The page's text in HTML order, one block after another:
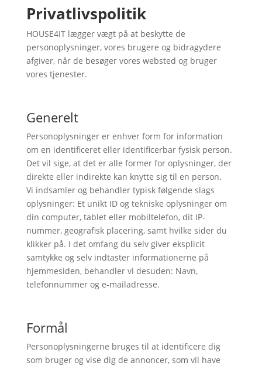
Privatlivspolitik
HOUSE4IT lægger vægt på at beskytte de
personoplysninger, vores brugere og bidragydere
afgiver, når de besøger vores websted og bruger
vores tjenester.
Generelt
Personoplysninger er enhver form for information
om en identificeret eller identificerbar fysisk person.
Det vil sige, at det er alle former for oplysninger, der
direkte eller indirekte kan knytte sig til en person.
Vi indsamler og behandler typisk følgende slags
oplysninger: Et unikt ID og tekniske oplysninger om
din computer, tablet eller mobiltelefon, dit IP-
nummer, geografisk placering, samt hvilke sider du
klikker på. I det omfang du selv giver eksplicit
samtykke og selv indtaster informationerne på
hjemmesiden, behandler vi desuden: Navn,
telefonnummer og e-mailadresse.
Formål
Personoplysningerne bruges til at identificere dig
som bruger og vise dig de annoncer, som vil have